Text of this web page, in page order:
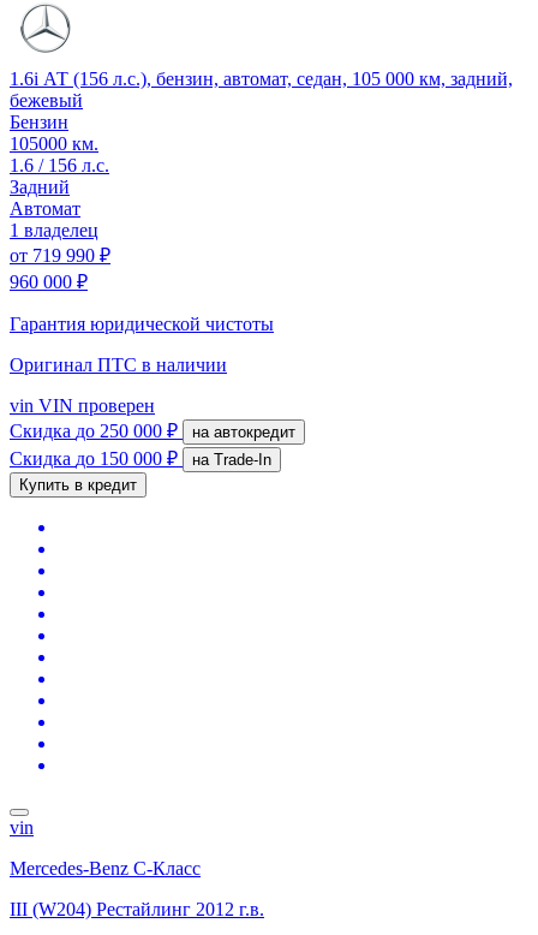
1.6i АТ (156 л.с.), бензин, автомат, седан, 105 000 км, задний,
бежевый
Бензин
105000 км.
1.6 / 156 л.с.
Задний
Автомат
1 владелец
от 719 990 ₽
960 000 ₽
Гарантия юридической чистоты
Оригинал ПТС в наличии
vin VIN проверен
Скидка до 250 000 ₽ на автокредит
Скидка до 150 000 ₽
на Trade-In
Купить в кредит
vin
Mercedes-Benz C-Класс
III (W204) Рестайлинг 2012 г.в.